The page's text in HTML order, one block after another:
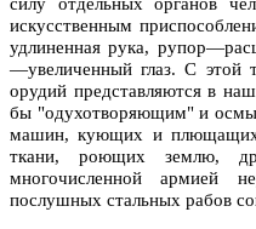
искусственным
удлиненная рука,
—увеличенный глаз. С этой
орудий представляются в
бы "одухотворяющим" и
машин, кующих и
ткани, роющих землю,
многочисленной армией
послушных стальных рабов